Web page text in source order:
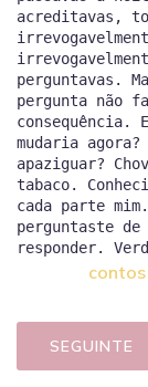
contos
SEGUINTE